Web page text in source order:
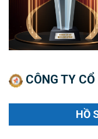
CÔNG TY
HỒ